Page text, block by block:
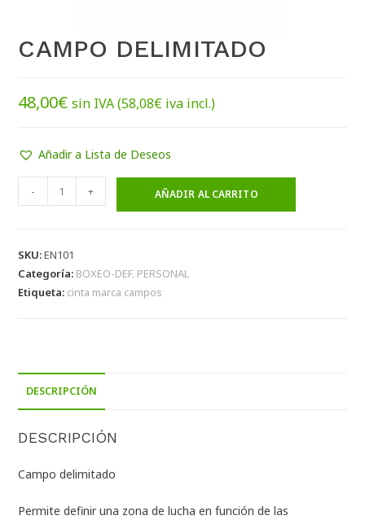
CAMPO DELIMITADO
48,00€ sin IVA (58,08€ iva incl.)
Añadir a Lista de Deseos
- + AÑADIR AL CARRITO
SKU:EN101
Categoría: BOXEO-DEF. PERSONAL
Etiqueta: cinta marca campos
DESCRIPCIÓN
DESCRIPCIÓN
Campo delimitado
Permite definir una zona de lucha en función de las